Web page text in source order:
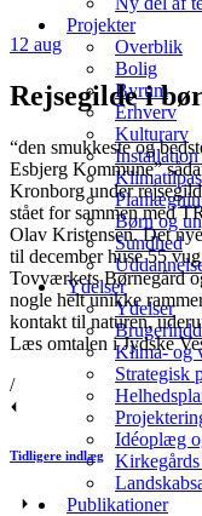
Projekter
Overblik
Bolig
Byrum
Erhverv
Kulturarv
Børn og
Sundhed
Ydelser
Ydelser
Klima- og
Strategisk
Idéoplæg
Publikationer
12 aug
Rejsegilde i
“den smukkeste og
Esbjerg Kommune”
Kronborg under
stået for sammen med
Olav Kristensen. Det
til december huse 55
Tovværkets Børnegård
nogle helt unikke
kontakt til naturen,
Læs omtalen i Jydske
/
Tidligere indlæg